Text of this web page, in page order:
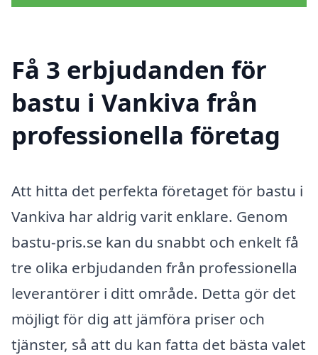
Få 3 erbjudanden för
bastu i Vankiva från
professionella företag
Att hitta det perfekta företaget för bastu i
Vankiva har aldrig varit enklare. Genom
bastu-pris.se kan du snabbt och enkelt få
tre olika erbjudanden från professionella
leverantörer i ditt område. Detta gör det
möjligt för dig att jämföra priser och
tjänster, så att du kan fatta det bästa valet